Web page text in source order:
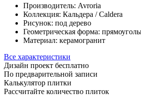
Производитель: Avroria
Коллекция: Кальдера / Caldera
Рисунок: под дерево
Геометрическая форма:
Материал: керамогранит
Все характеристики
Дизайн проект бесплатно
По предварительной записи
Калькулятор плитки
Рассчитайте количество плиток